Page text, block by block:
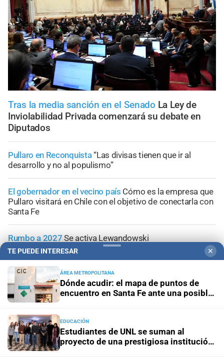
Tras la media sanción en el Senado La Ley de
Inviolabilidad Privada comenzará su debate en
Diputados
Pullaro en Reconquista“Las divisas tienen que ir al
desarrollo y no al populismo”
El gobernador en el vecino país Cómo es la empresa que
Pullaro visitará en Chile con el objetivo de conectarla con
Santa Fe
Rumbo a 2027 Se activa Lewandowski
Repercusiones
+Área Metropolitana
TE PUEDE INTERESAR ✕
ÁREA METROPOLITANA
Dónde acudir: el mapa de puntos de
encuentro en Santa Fe ante una posible
EDUCACIÓN
Estudiantes de UNL se suman al
proyecto de una prestigiosa institución